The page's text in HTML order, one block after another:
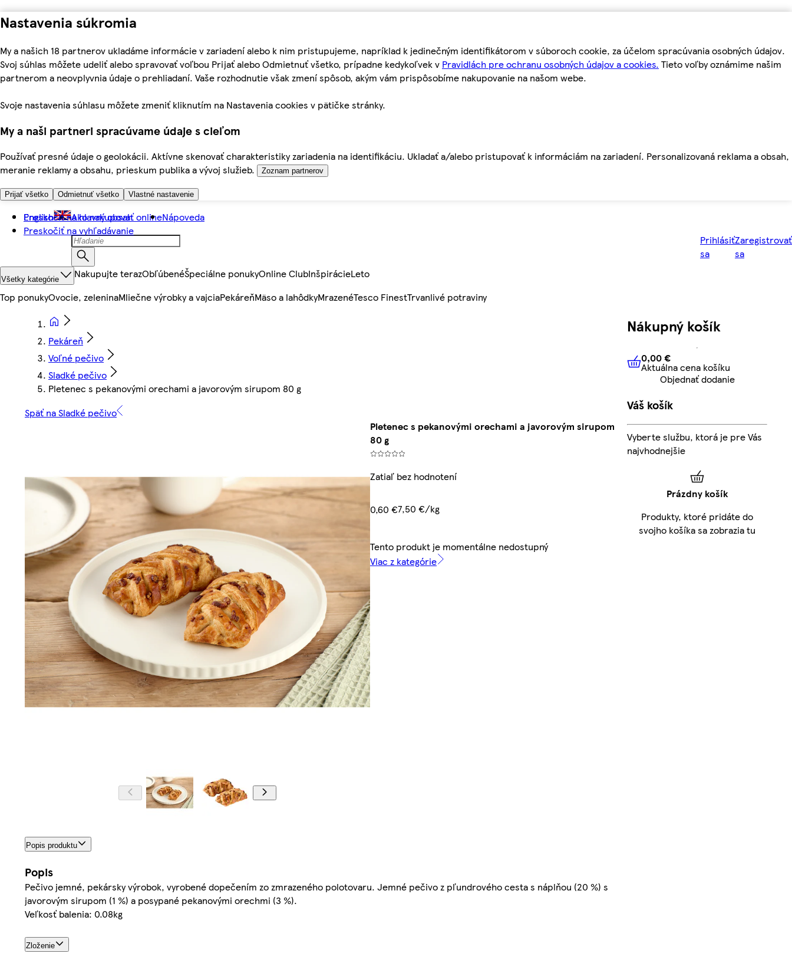
Nastavenia súkromia
My a našich 18 partnerov ukladáme informácie v zariadení alebo k nim pristupujeme, napríklad k jedinečným identifikátorom v súboroch cookie, za účelom spracúvania osobných údajov.
Svoj súhlas môžete udeliť alebo spravovať voľbou Prijať alebo Odmietnuť všetko, prípadne kedykoľvek v Pravidlách pre ochranu osobných údajov a cookies. Tieto voľby oznámime našim
partnerom a neovplyvnia údaje o prehliadaní. Vaše rozhodnutie však zmení spôsob, akým vám prispôsobíme nakupovanie na našom webe.
Svoje nastavenia súhlasu môžete zmeniť kliknutím na Nastavenia cookies v pätičke stránky.
My a naši partneri spracúvame údaje s cieľom
Používať presné údaje o geolokácii. Aktívne skenovať charakteristiky zariadenia na identifikáciu. Ukladať a/alebo pristupovať k informáciám na zariadení. Personalizovaná reklama a obsah,
meranie reklamy a obsahu, prieskum publika a vývoj služieb.
Zoznam partnerov
Prijať všetko Odmietnuť všetko Vlastné nastavenie
Preskočiť na hlavný obsah
Preskočiť na vyhľadávanie
English Ako nakupovať onlineNápoveda
Prihlásiť
sa
Zaregistrovať
sa
Všetky kategórie Nakupujte terazObľúbenéŠpeciálne ponukyOnline ClubInšpirácieLeto
Top ponukyOvocie, zeleninaMliečne výrobky a vajciaPekáreňMäso a lahôdkyMrazenéTesco FinestTrvanlivé potraviny
Pekáreň
Voľné pečivo
Sladké pečivo
Pletenec s pekanovými orechami a javorovým sirupom 80 g
Späť na Sladké pečivo
Pletenec s pekanovými orechami a javorovým sirupom
80 g
Zatiaľ bez hodnotení
0,60 €7,50 €/kg
Tento produkt je momentálne nedostupný
Viac z kategórie
Popis produktu
Popis
Pečivo jemné, pekársky výrobok, vyrobené dopečením zo zmrazeného polotovaru. Jemné pečivo z pľundrového cesta s náplňou (20 %) s
javorovým sirupom (1 %) a posypané pekanovými orechmi (3 %).
Veľkosť balenia: 0.08kg
Zloženie
Nákupný košík
0,00 € Aktuálna cena košíku
0,00 €
Aktuálna cena košíku
Objednať dodanie
Váš košík
Vyberte službu, ktorá je pre Vás
najvhodnejšie
Prázdny košík
Produkty, ktoré pridáte do
svojho košíka sa zobrazia tu